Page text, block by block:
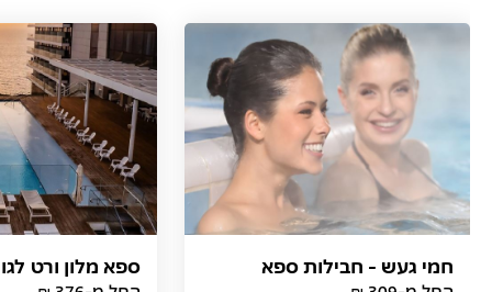
חמי געש - חבילות ספא ספא מלון ורט